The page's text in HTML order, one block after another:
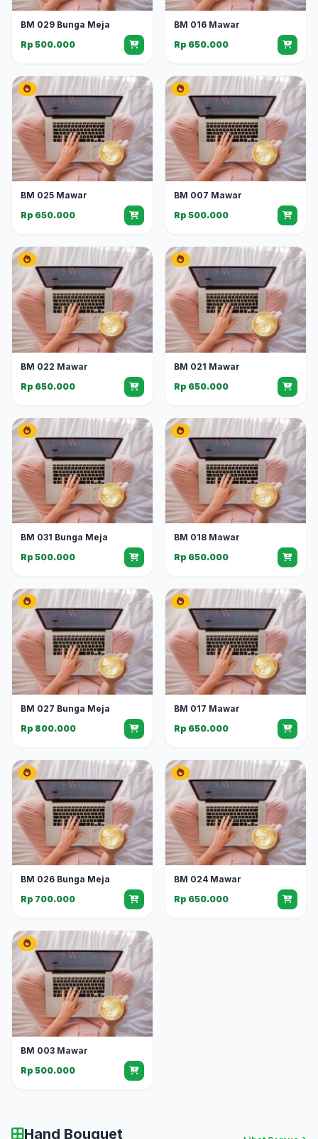
BM 029 Bunga Meja
Rp 500.000
BM 016 Mawar
Rp 650.000
BM 025 Mawar
Rp 650.000
BM 007 Mawar
Rp 500.000
BM 022 Mawar
Rp 650.000
BM 021 Mawar
Rp 650.000
BM 031 Bunga Meja
Rp 500.000
BM 018 Mawar
Rp 650.000
BM 027 Bunga Meja
Rp 800.000
BM 017 Mawar
Rp 650.000
BM 026 Bunga Meja
Rp 700.000
BM 024 Mawar
Rp 650.000
BM 003 Mawar
Rp 500.000
Hand Bouquet